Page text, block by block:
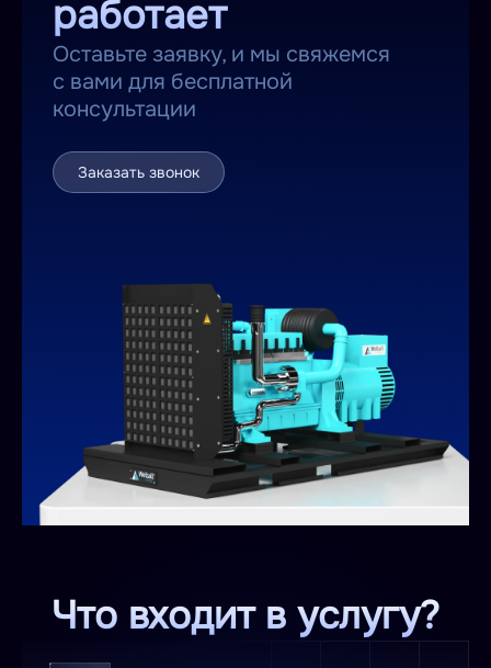
работает
Оставьте заявку, и мы свяжемся
с вами для бесплатной
консультации
Заказать звонок
Что входит в услугу?